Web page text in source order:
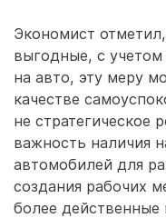
Экономист
выгодные, с
на авто, эту меру
качестве
не стратегическое
важность наличия
автомобилей для
создания рабочих
более